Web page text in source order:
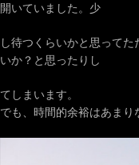
開いていました。少
し待つくらいかと思って
いか？と思ったりし
てしまいます。
でも、時間的余裕はあまり